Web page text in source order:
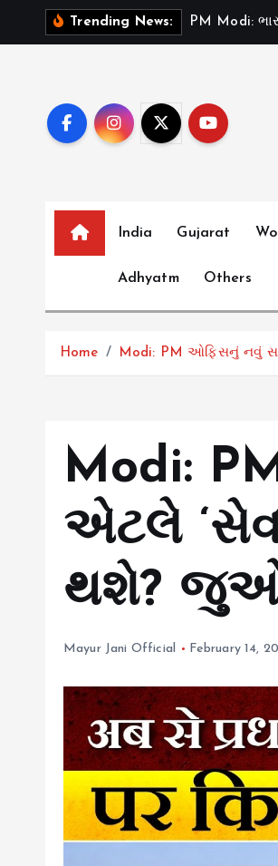
Trending News: P M M o d i: ભર
India Gujarat
Adhyatm Others
Home Modi: PM ઓફિસનું નવું
Modi:
એટલે
થશે? જુઓ
Mayur Jani Official February 14,